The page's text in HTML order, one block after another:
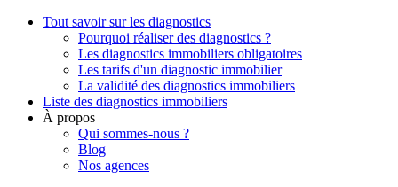
Tout savoir sur les diagnostics
Pourquoi réaliser des diagnostics ?
Les diagnostics immobiliers obligatoires
Les tarifs d'un diagnostic immobilier
La validité des diagnostics immobiliers
Liste des diagnostics immobiliers
À propos
Qui sommes-nous ?
Blog
Nos agences